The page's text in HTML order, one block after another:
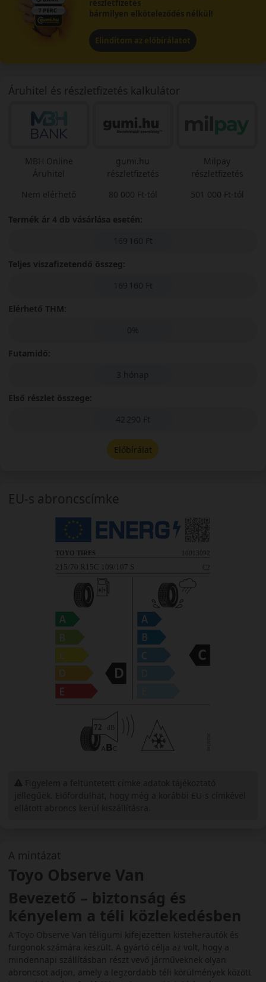
részletfizetés
bármilyen elköteleződés nélkül!
Elindítom az előbírálatot
A mintázat
Toyo Observe Van
Bevezető – biztonság és
kényelem a téli közlekedésben
A Toyo Observe Van téligumi kifejezetten kisteherautók és
furgonok számára készült. A gyártó célja az volt, hogy a
mindennapi szállításban részt vevő járműveknek olyan
abroncsot adjon, amely a legzordabb téli körülmények között
Áruhitel és részletfizetés kalkulátor
MBH Online
Áruhitel
Nem elérhető
gumi.hu
részletfizetés
80 000 Ft-tól
Milpay
részletfizetés
501 000 Ft-tól
Termék ár 4 db vásárlása esetén:
169 160 Ft
Teljes viszafizetendő összeg:
169 160 Ft
Elérhető THM:
0%
Futamidő:
3 hónap
Első részlet összege:
42 290 Ft
Előbírálat
EU-s abroncscímke